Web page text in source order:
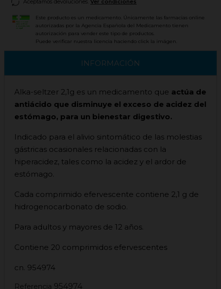
Este producto es un medicamento. Únicamente las farmacias online
autorizadas por la Agencia Española del Medicamento tienen
autorización para vender este tipo de productos.
Puede verificar nuestra licencia haciendo click la imágen.
INFORMACIÓN
Alka-seltzer 2,1g es un medicamento que actúa de
antiácido que disminuye el exceso de acidez del
estómago, para un bienestar digestivo.
Indicado para el alivio sintomático de las molestias
gástricas ocasionales relacionadas con la
hiperacidez, tales como la acidez y el ardor de
estómago.
Cada comprimido efervescente contiene 2,1 g de
hidrogenocarbonato de sodio.
Para adultos y mayores de 12 años.
Contiene 20 comprimidos efervescentes
cn. 954974
Referencia 954974